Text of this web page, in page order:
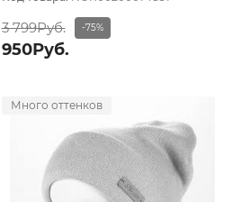
3 799Руб. -75%
950Руб.
Много оттенков